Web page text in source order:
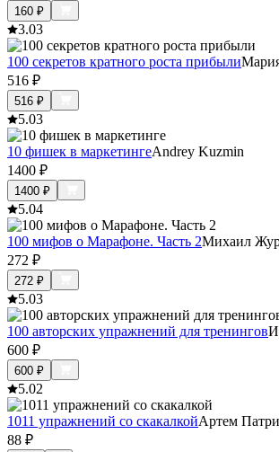
160 ₽
3.03
100 секретов кратного роста прибыли
516 ₽
516 ₽
5.03
10 фишек в маркетингеAndrey Kuzmin
1400 ₽
1400 ₽
5.04
100 мифов о Марафоне. Часть 2Михаил
272 ₽
272 ₽
5.03
100 авторских упражнений для тренингов
600 ₽
600 ₽
5.02
1011 упражнений со скакалкойАртем
88 ₽